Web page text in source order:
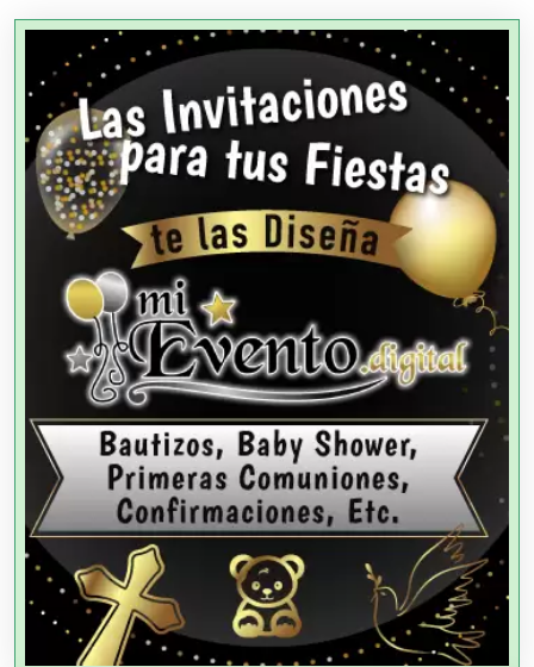
Agencias Aduanales
Agencias de Autos
Agencias de Cobranza
Agencias de Colocación
Agencias de Modelos
Agencias de Publicidad
Agencias de Viajes
Agricultores